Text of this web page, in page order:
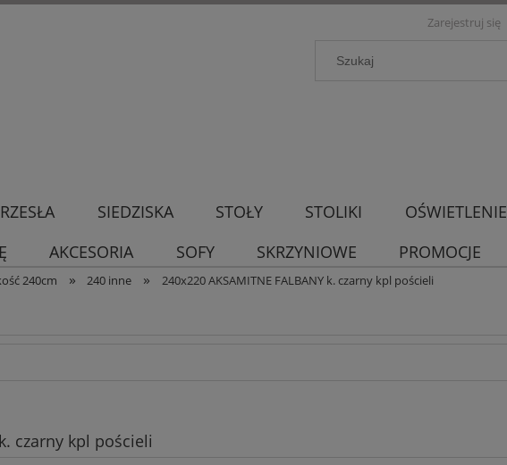
Zarejestruj się
SIEDZISKA STOŁY STOLIKI OŚWIETLENIE
AKCESORIA SOFY SKRZYNIOWE PROMOCJE
240cm » 240 inne » 240x220 AKSAMITNE FALBANY k. czarny kpl pościeli
czarny kpl pościeli